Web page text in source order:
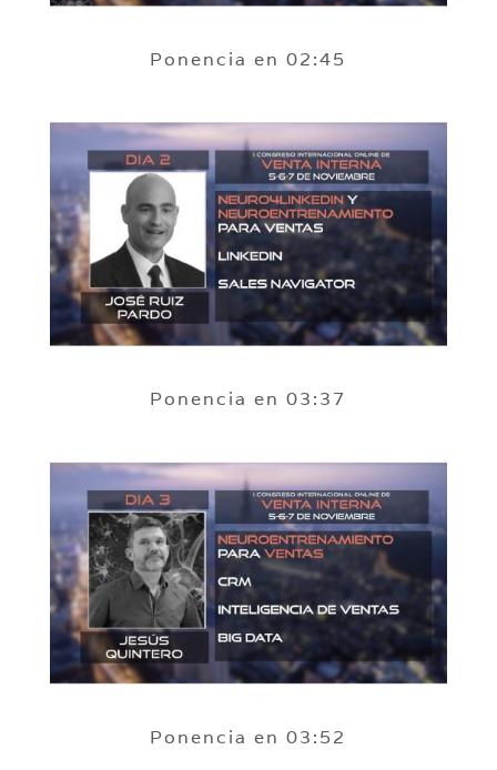
Ponencia en 02:45
Ponencia en 03:37
Ponencia en 03:52